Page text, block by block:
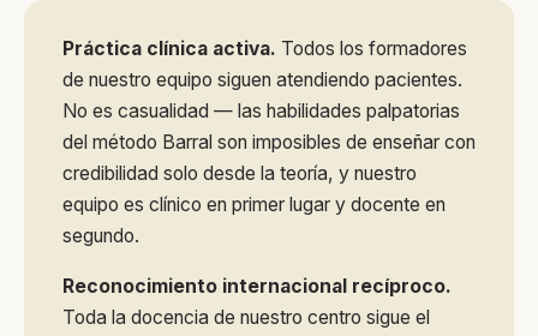
Práctica clínica activa. Todos los formadores
de nuestro equipo siguen atendiendo pacientes.
No es casualidad — las habilidades palpatorias
del método Barral son imposibles de enseñar con
credibilidad solo desde la teoría, y nuestro
equipo es clínico en primer lugar y docente en
segundo.
Reconocimiento internacional recíproco.
Toda la docencia de nuestro centro sigue el